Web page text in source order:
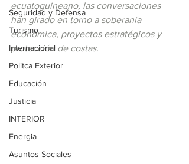
Seguridad y Defensa
Turismo
Internacional
Politca Exterior
Educación
Justicia
INTERIOR
Energia
Asuntos Sociales
ecuatoguineano, las conversaciones
han girado en torno a soberanía
económica, proyectos estratégicos y
protección de costas.